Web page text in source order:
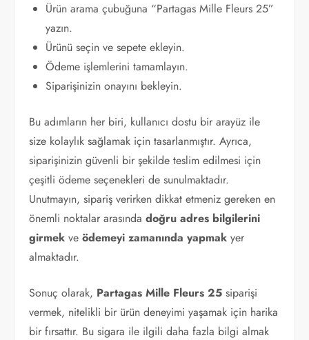
Ürün arama çubuğuna “Partagas Mille Fleurs 25”
yazın.
Ürünü seçin ve sepete ekleyin.
Ödeme işlemlerini tamamlayın.
Siparişinizin onayını bekleyin.
Bu adımların her biri, kullanıcı dostu bir arayüz ile
size kolaylık sağlamak için tasarlanmıştır. Ayrıca,
siparişinizin güvenli bir şekilde teslim edilmesi için
çeşitli ödeme seçenekleri de sunulmaktadır.
Unutmayın, sipariş verirken dikkat etmeniz gereken en
önemli noktalar arasındadoğru adres bilgilerini
girmek veödemeyi zamanında yapmak yer
almaktadır.
Sonuç olarak, Partagas Mille Fleurs 25 siparişi
vermek, nitelikli bir ürün deneyimi yaşamak için harika
bir fırsattır. Bu sigara ile ilgili daha fazla bilgi almak